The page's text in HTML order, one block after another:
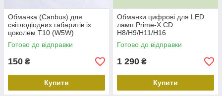
Обманка (Canbus) для
світлодіодних габаритів із
цоколем T10 (W5W)
Готово до відправки
150 ₴
Купити
Обманки цифрові для LED
ламп Prime-X CD
H8/H9/H11/H16
Готово до відправки
1 290 ₴
Купити